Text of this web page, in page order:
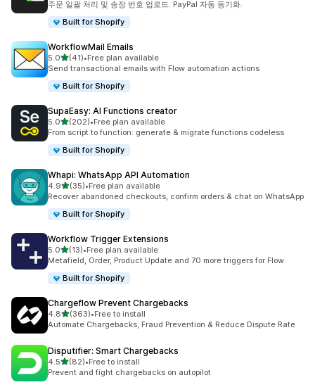
주문 일괄 처리 및 송장 번호 업로드. PayPal 자동 동기화.
Built for Shopify
WorkflowMail Emails
5.0별 5개 중
(41)
총 리뷰 41개
•Free plan available
Send transactional emails with Flow automation actions
Built for Shopify
SupaEasy: AI Functions creator
5.0별 5개 중
(202)
총 리뷰 202개
•Free plan available
From script to function: generate & migrate functions codeless
Built for Shopify
Whapi: WhatsApp API Automation
4.9별 5개 중
(35)
총 리뷰 35개
•Free plan available
Recover abandoned checkouts, confirm orders & chat on WhatsApp
Built for Shopify
Workflow Trigger Extensions
5.0별 5개 중
(13)
총 리뷰 13개
•Free plan available
Metafield, Order, Product Update and 70 more triggers for Flow
Built for Shopify
Chargeflow Prevent Chargebacks
4.8별 5개 중
(363)
총 리뷰 363개
•Free to install
Automate Chargebacks, Fraud Prevention & Reduce Dispute Rate
Disputifier: Smart Chargebacks
4.5별 5개 중
(82)
총 리뷰 82개
•Free to install
Prevent and fight chargebacks on autopilot